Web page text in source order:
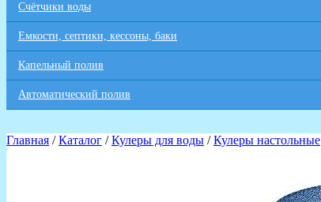
Счётчики воды
Емкости, септики, кессоны, баки
Капельный полив
Автоматический полив
Главная /Каталог /Кулеры для воды /Кулеры настольные